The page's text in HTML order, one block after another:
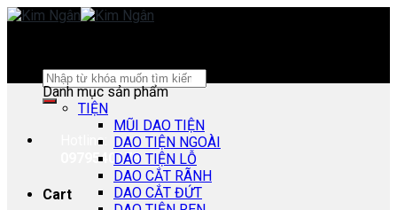
Skip
Search
for:
Hotline:
0979540178
Cart
Danh mục sản phẩm
TIỆN
MŨI DAO TIỆN
DAO TIỆN NGOÀI
DAO TIỆN LỖ
DAO CẮT RÃNH
DAO CẮT ĐỨT